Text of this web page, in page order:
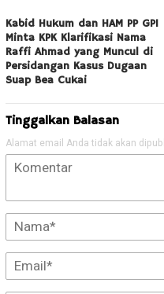
Kabid Hukum dan HAM PP GPI
Minta KPK Klarifikasi Nama
Raffi Ahmad yang Muncul di
Persidangan Kasus Dugaan
Suap Bea Cukai
Tinggalkan Balasan
Alamat email Anda tidak akan